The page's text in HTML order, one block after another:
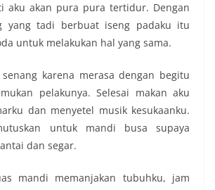
aku akan pura pura tertidur. Dengan
yang tadi berbuat iseng padaku itu
untuk melakukan hal yang sama.
karena merasa dengan begitu
pelakunya. Selesai makan aku
dan menyetel musik kesukaanku.
untuk mandi busa supaya
dan segar.
mandi memanjakan tubuhku, jam